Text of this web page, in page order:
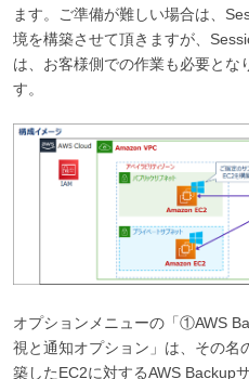
ます。ご準備が難しい場合は、
境を構築させて頂きますが、
は、お客様側での作業も必要とな
す。
オプションメニューの「①AWS
視と通知オプション」は、その名
築したEC2に対するAWS Backup